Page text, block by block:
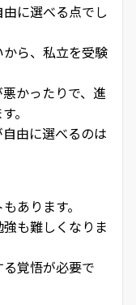
に選べる点でし
ら、私立を受験
かったりで、進
。
由に選べるのは
あります。
も難しくなりま
覚悟が必要で